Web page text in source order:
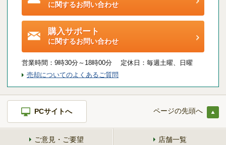
に関するお問い合わせ
購入サポート
に関するお問い合わせ
営業時間： 9時30分～18時00分 定休日： 毎週土曜、日曜
売却についてのよくあるご質問
PCサイトへ ページの先頭へ
ご意見・ご要望 店舗一覧